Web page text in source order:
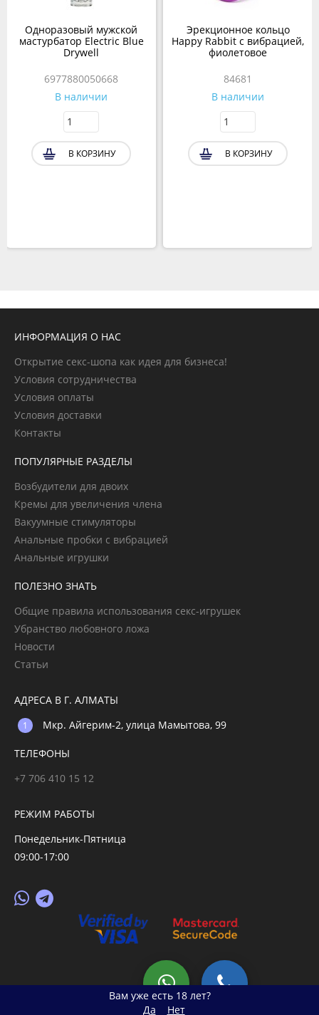
Одноразовый мужской
мастурбатор Electric Blue
Drywell
6977880050668
В наличии
В КОРЗИНУ
Эрекционное кольцо
Happy Rabbit с вибрацией,
фиолетовое
84681
В наличии
В КОРЗИНУ
Вам уже есть 18 лет?
Да
Нет
ИНФОРМАЦИЯ О НАС
Открытие секс-шопа как идея для бизнеса!
Условия сотрудничества
Условия оплаты
Условия доставки
Контакты
ПОПУЛЯРНЫЕ РАЗДЕЛЫ
Возбудители для двоих
Кремы для увеличения члена
Вакуумные стимуляторы
Анальные пробки с вибрацией
Анальные игрушки
ПОЛЕЗНО ЗНАТЬ
Общие правила использования секс-игрушек
Убранство любовного ложа
Новости
Статьи
АДРЕСА В Г. АЛМАТЫ
Мкр. Айгерим-2, улица Мамытова, 99
ТЕЛЕФОНЫ
+7 706 410 15 12
РЕЖИМ РАБОТЫ
Понедельник-Пятница
09:00-17:00
© 2026 primegoods.kz